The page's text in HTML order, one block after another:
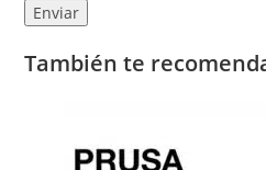
También te